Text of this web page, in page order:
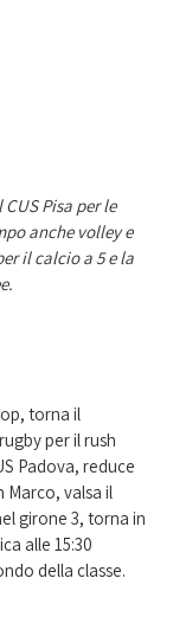
Pisa per le
anche volley e
il calcio a 5 e la
torna il
per il rush
Padova, reduce
Marco, valsa il
girone 3, torna in
alle 15:30
della classe.